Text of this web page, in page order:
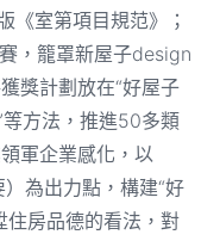
《室第項目規范》；
，籠罩新屋子design
獎計劃放在“好屋子
等方法，推進50多類
軍企業感化，以
為出力點，構建“好
住房品德的看法，對